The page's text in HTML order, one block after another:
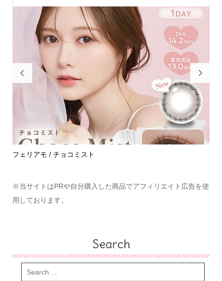

フェリアモ / チョコミスト

※当サイトはPRや自分購入した商品でアフィリエイト広告を使
用しております。
Search